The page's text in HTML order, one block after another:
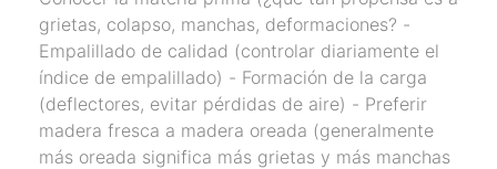
grietas, colapso, manchas, deformaciones? -
Empalillado de calidad (controlar diariamente el
índice de empalillado) - Formación de la carga
(deflectores, evitar pérdidas de aire) - Preferir
madera fresca a madera oreada (generalmente
más oreada significa más grietas y más manchas